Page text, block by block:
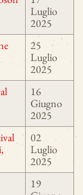
Luglio
2025
25
Luglio
2025
16
Giugno
2025
02
Luglio
2025
19